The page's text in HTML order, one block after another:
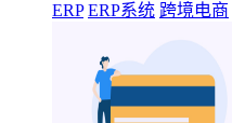
ERP ERP系统 跨境电商